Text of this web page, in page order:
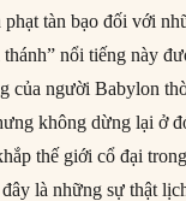
tàn bạo đối với
nổi tiếng này
của người Babylon
không dừng lại ở
thế giới cổ đại
là những sự thật